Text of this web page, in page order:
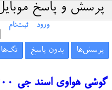
پرسش و پاسخ
ورود ثبت‌نام
پرسش‌ها بدون پاسخ تگ‌ها